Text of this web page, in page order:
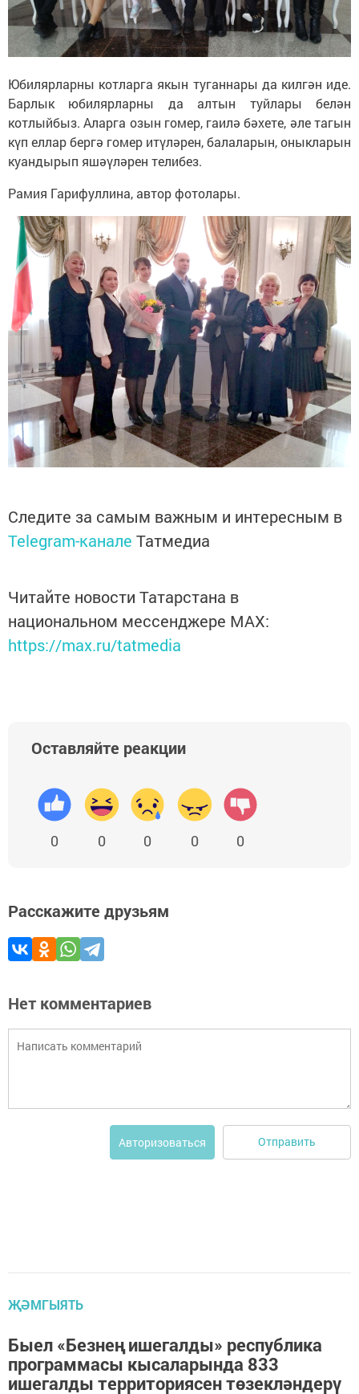
Юбилярларны котларга якын туганнары да килгән иде.
Барлык юбилярларны да алтын туйлары белән
котлыйбыз. Аларга озын гомер, гаилә бәхете, әле тагын
күп еллар бергә гомер итүләрен, балаларын, оныкларын
куандырып яшәүләрен телибез.
Рамия Гарифуллина, автор фотолары.
Следите за самым важным и интересным в
Telegram-канале Татмедиа
Читайте новости Татарстана в
национальном мессенджере MАХ:
https://max.ru/tatmedia
Оставляйте реакции
0 0 0 0 0
Расскажите друзьям
Нет комментариев
Авторизоваться Отправить
ҖӘМГЫЯТЬ
Быел «Безнең ишегалды» республика
программасы кысаларында 833
ишегалды территориясен төзекләндерү